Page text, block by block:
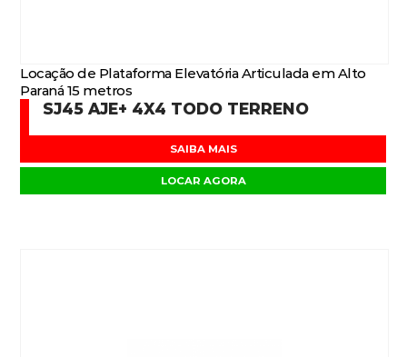
Locação de Plataforma Elevatória Articulada em Alto
Paraná 15 metros
SJ45 AJE+ 4X4 TODO TERRENO
SAIBA MAIS
LOCAR AGORA